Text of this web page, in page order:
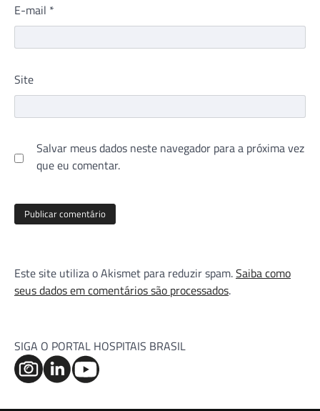
E-mail *
Site
Salvar meus dados neste navegador para a próxima vez
que eu comentar.
Este site utiliza o Akismet para reduzir spam.Saiba como
seus dados em comentários são processados.
SIGA O PORTAL HOSPITAIS BRASIL